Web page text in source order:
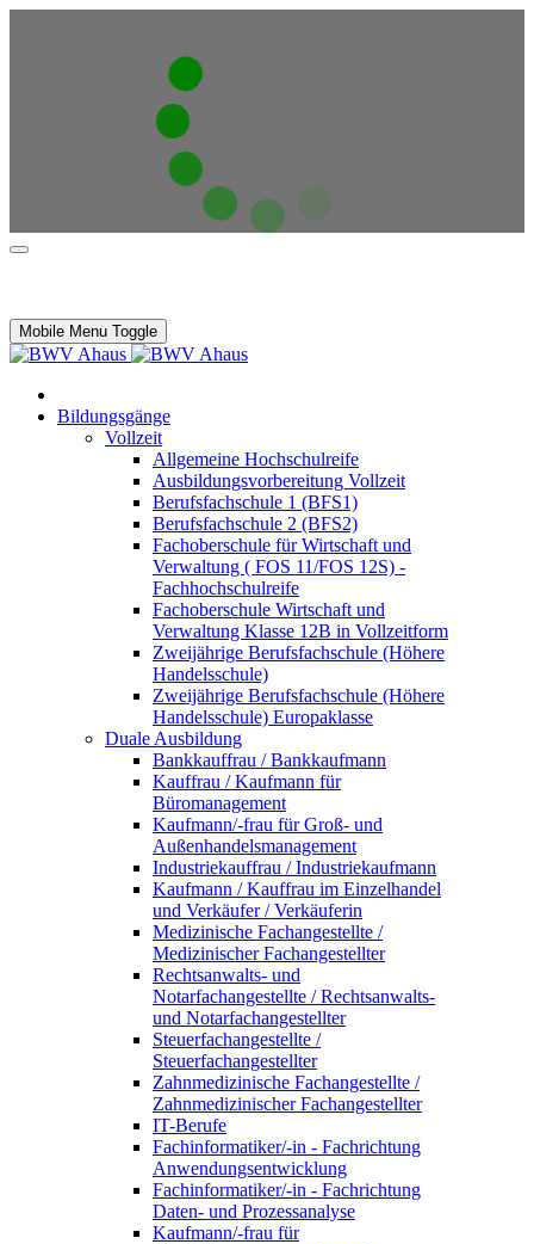
Mobile Menu Toggle
Bildungsgänge
Vollzeit
Allgemeine Hochschulreife
Ausbildungsvorbereitung Vollzeit
Berufsfachschule 1 (BFS1)
Berufsfachschule 2 (BFS2)
Fachoberschule für Wirtschaft und
Verwaltung ( FOS 11/FOS 12S) -
Fachhochschulreife
Fachoberschule Wirtschaft und
Verwaltung Klasse 12B in Vollzeitform
Zweijährige Berufsfachschule (Höhere
Handelsschule)
Zweijährige Berufsfachschule (Höhere
Handelsschule) Europaklasse
Duale Ausbildung
Bankkauffrau / Bankkaufmann
Kauffrau / Kaufmann für
Büromanagement
Kaufmann/-frau für Groß- und
Außenhandelsmanagement
Industriekauffrau / Industriekaufmann
Kaufmann / Kauffrau im Einzelhandel
und Verkäufer / Verkäuferin
Medizinische Fachangestellte /
Medizinischer Fachangestellter
Rechtsanwalts- und
Notarfachangestellte / Rechtsanwalts-
und Notarfachangestellter
Steuerfachangestellte /
Steuerfachangestellter
Zahnmedizinische Fachangestellte /
Zahnmedizinischer Fachangestellter
IT-Berufe
Fachinformatiker/-in - Fachrichtung
Anwendungsentwicklung
Fachinformatiker/-in - Fachrichtung
Daten- und Prozessanalyse
Kaufmann/-frau für